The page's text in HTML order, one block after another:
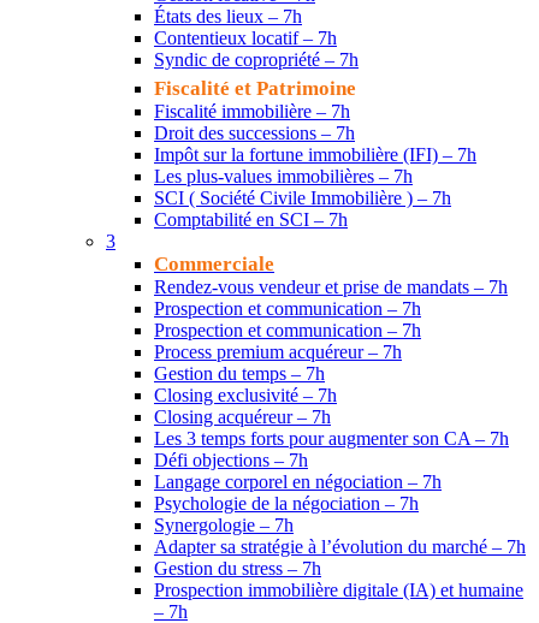
États des lieux – 7h
Contentieux locatif – 7h
Syndic de copropriété – 7h
Fiscalité et Patrimoine
Fiscalité immobilière – 7h
Droit des successions – 7h
Impôt sur la fortune immobilière (IFI) – 7h
Les plus-values immobilières – 7h
SCI ( Société Civile Immobilière ) – 7h
Comptabilité en SCI – 7h
3
Commerciale
Rendez-vous vendeur et prise de mandats – 7h
Prospection et communication – 7h
Prospection et communication – 7h
Process premium acquéreur – 7h
Gestion du temps – 7h
Closing exclusivité – 7h
Closing acquéreur – 7h
Les 3 temps forts pour augmenter son CA – 7h
Défi objections – 7h
Langage corporel en négociation – 7h
Psychologie de la négociation – 7h
Synergologie – 7h
Adapter sa stratégie à l’évolution du marché – 7h
Gestion du stress – 7h
Prospection immobilière digitale (IA) et humaine
– 7h